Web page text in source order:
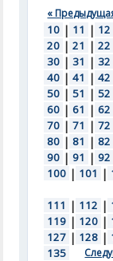
«
10 | 11 | 12
20 | 21 | 22
30 | 31 | 32
40 | 41 | 42
50 | 51 | 52
60 | 61 | 62
70 | 71 | 72
80 | 81 | 82
90 | 91 | 92
100 | 101 |
111 | 112 |
119 | 120 |
127 | 128 |
135